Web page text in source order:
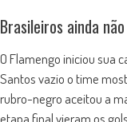
Brasileiros ainda
O Flamengo iniciou sua
Santos vazio o time
rubro-negro aceitou a
etapa final vieram os